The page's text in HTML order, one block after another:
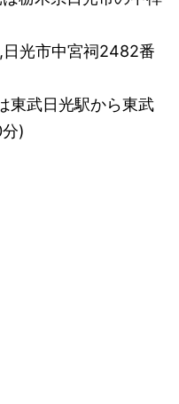
光市中宮祠2482番
東武日光駅から東武
)